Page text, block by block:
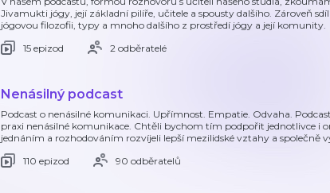
Jivamukti jógy, její základní pilíře, učitele a spousty dalšího. Zároveň
jógovou filozofii, typy a mnoho dalšího z prostředí jógy a její komunity.
15 epizod
2 odběratelé
Nenásilný podcast
Podcast o nenásilné komunikaci. Upřímnost. Empatie. Odvaha.
praxi nenásilné komunikace. Chtěli bychom tím podpořit jednotlivce i
jednáním a rozhodováním rozvíjeli lepší mezilidské vztahy a společně
110 epizod
90 odběratelů